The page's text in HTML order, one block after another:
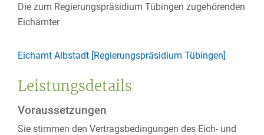
Die zum Regierungspräsidium Tübingen zugehörenden
Eichämter
Eichamt Albstadt [Regierungspräsidium Tübingen]
Leistungsdetails
Voraussetzungen
Sie stimmen den Vertragsbedingungen des Eich- und